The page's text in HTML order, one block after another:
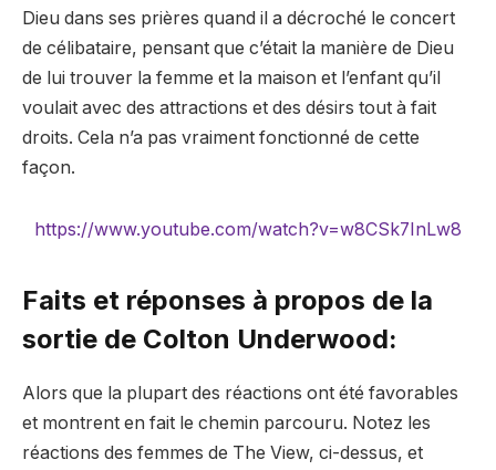
Dieu dans ses prières quand il a décroché le concert
de célibataire, pensant que c’était la manière de Dieu
de lui trouver la femme et la maison et l’enfant qu’il
voulait avec des attractions et des désirs tout à fait
droits. Cela n’a pas vraiment fonctionné de cette
façon.
https://www.youtube.com/watch?v=w8CSk7InLw8
Faits et réponses à propos de la
sortie de Colton Underwood:
Alors que la plupart des réactions ont été favorables
et montrent en fait le chemin parcouru. Notez les
réactions des femmes de The View, ci-dessus, et